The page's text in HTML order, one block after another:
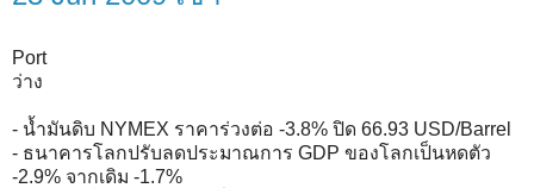
Port
ว่าง
- น้ำมันดิบ NYMEX ราคาร่วงต่อ -3.8% ปิด 66.93 USD/Barrel
- ธนาคารโลกปรับลดประมาณการ GDP ของโลกเป็นหดตัว
-2.9% จากเดิม -1.7%